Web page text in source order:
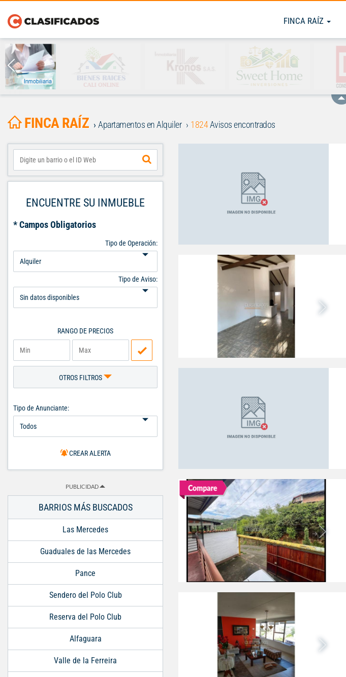
FINCA RAÍZ
FINCA RAÍZ Apartamentos en Alquiler 1824Avisos encontrados
ENCUENTRE SU INMUEBLE
* Campos Obligatorios
Tipo de Operación:
Tipo de Aviso:
RANGO DE PRECIOS
OTROS FILTROS
Tipo de Anunciante:
CREAR ALERTA
PUBLICIDAD
BARRIOS MÁS BUSCADOS
Las Mercedes
Guaduales de las Mercedes
Pance
Sendero del Polo Club
Reserva del Polo Club
Alfaguara
Valle de la Ferreira